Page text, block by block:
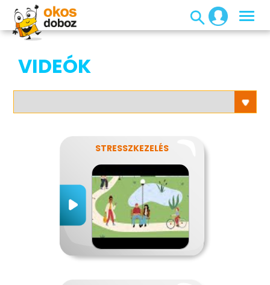
VIDEÓK
STRESSZKEZELÉS